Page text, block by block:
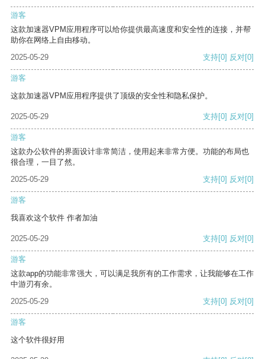
游客
这款加速器VPM应用程序可以给你提供最高速度和安全性的连接，并帮
助你在网络上自由移动。
2025-05-29
支持[0] 反对[0]
游客
这款加速器VPM应用程序提供了顶级的安全性和隐私保护。
2025-05-29 支持[0] 反对[0]
游客
这款办公软件的界面设计非常简洁，使用起来非常方便。功能的布局也
很合理，一目了然。
2025-05-29
支持[0] 反对[0]
游客
我喜欢这个软件 作者加油
2025-05-29 支持[0] 反对[0]
游客
这款app的功能非常强大，可以满足我所有的工作需求，让我能够在工作
中游刃有余。
2025-05-29
支持[0] 反对[0]
游客
这个软件很好用